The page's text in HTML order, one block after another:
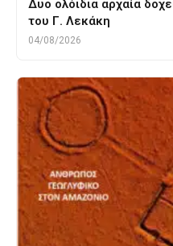
Δυο ολόιδια αρχαία
του Γ. Λεκάκη
04/08/2026